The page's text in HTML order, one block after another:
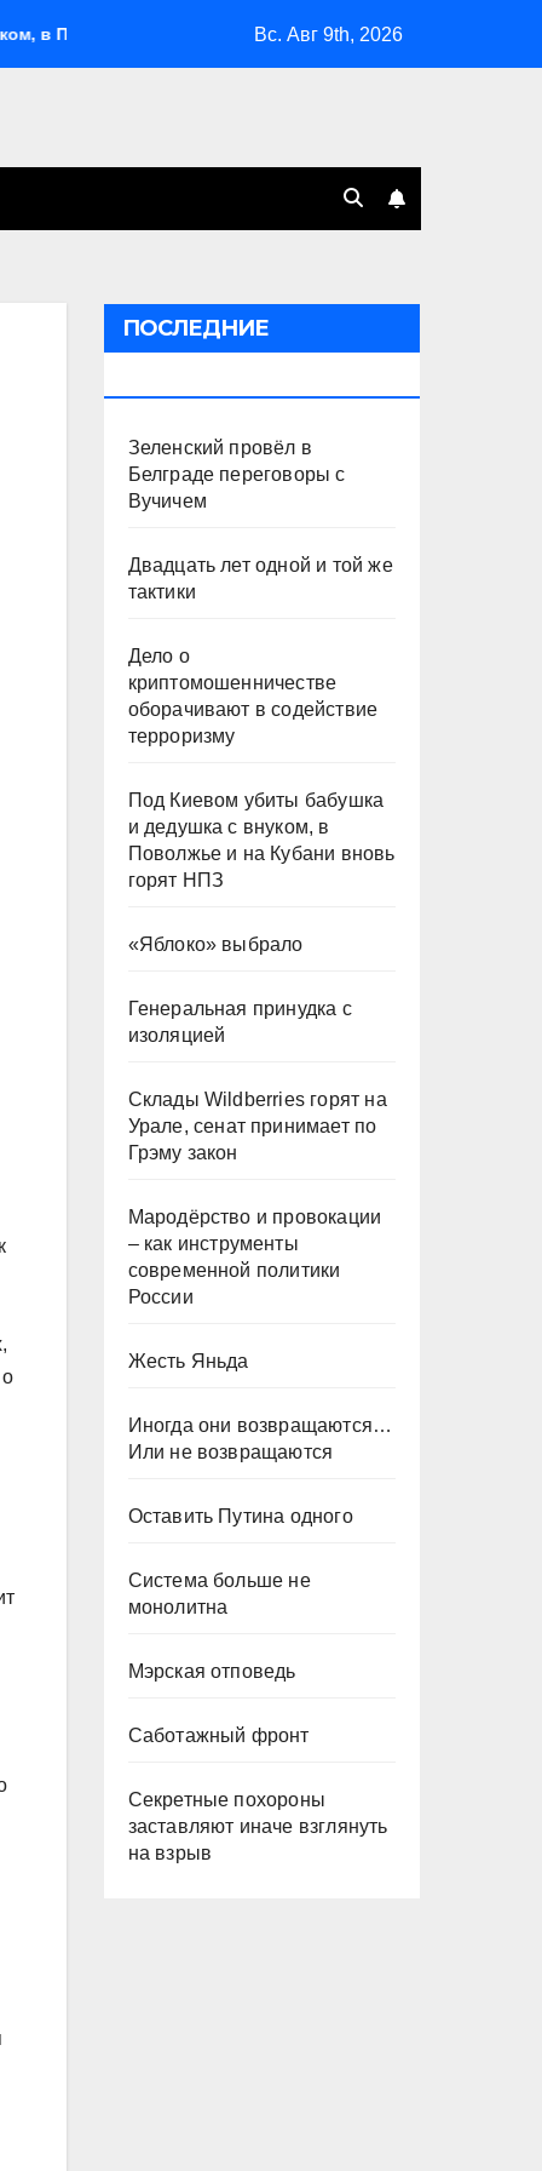
и на Кубани вновь горят НПЗ «Яблоко»
Вс. Авг 9th, 2026
ПОСЛЕДНИЕ
Зеленский провёл в
Белграде переговоры с
Вучичем
Двадцать лет одной и той же
тактики
Дело о
криптомошенничестве
оборачивают в содействие
терроризму
Под Киевом убиты бабушка
и дедушка с внуком, в
Поволжье и на Кубани вновь
горят НПЗ
«Яблоко» выбрало
Генеральная принудка с
изоляцией
Склады Wildberries горят на
Урале, сенат принимает по
Грэму закон
Мародёрство и провокации
– как инструменты
современной политики
России
Жесть Яньда
Иногда они возвращаются…
Или не возвращаются
Оставить Путина одного
Система больше не
монолитна
Мэрская отповедь
Саботажный фронт
Секретные похороны
заставляют иначе взглянуть
на взрыв